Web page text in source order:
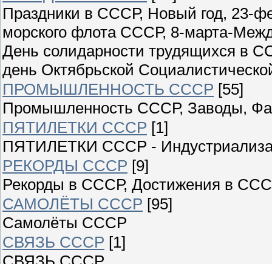
Праздники в СССР, Новый год, 23-
морского флота СССР, 8-марта-
День солидарности трудящихся в
день Октябрьской
ПРОМЫШЛЕННОСТЬ СССР [55]
Промышленность СССР, Заводы,
ПЯТИЛЕТКИ СССР [1]
ПЯТИЛЕТКИ СССР -
РЕКОРДЫ СССР [9]
Рекорды в СССР, Достижения в
САМОЛЁТЫ СССР [95]
Самолёты СССР
СВЯЗЬ СССР [1]